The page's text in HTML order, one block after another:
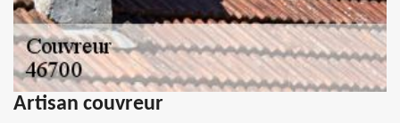
Artisan couvreur